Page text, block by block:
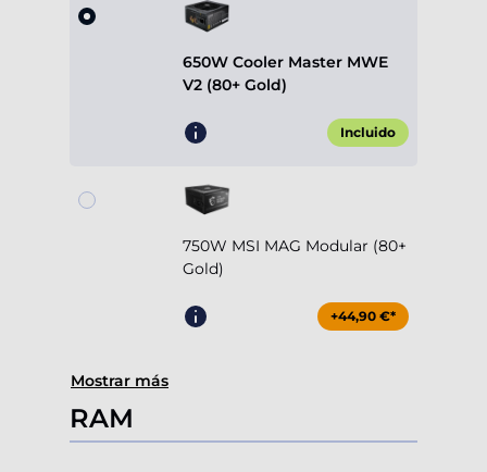
650W Cooler Master MWE
V2 (80+ Gold)
Incluido
750W MSI MAG Modular (80+
Gold)
+44,90 €*
Mostrar más
RAM